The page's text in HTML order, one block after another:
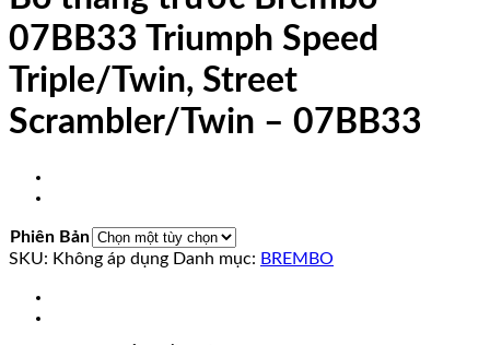
07BB33 Triumph Speed
Triple/Twin, Street
Scrambler/Twin – 07BB33
Phiên Bản
SKU: Không áp dụng Danh mục: BREMBO